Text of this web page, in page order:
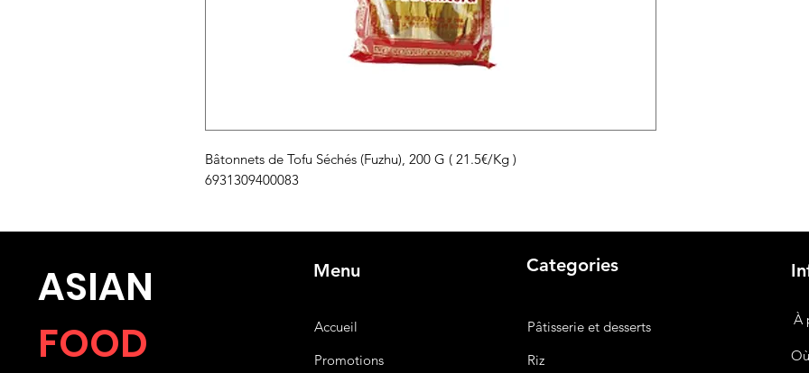
Bâtonnets de Tofu Séchés (Fuzhu), 200 G ( 21.5€/Kg )
6931309400083
ASIAN
FOOD
Menu
Accueil
Promotions
Categories
Pâtisserie et desserts
Riz
À